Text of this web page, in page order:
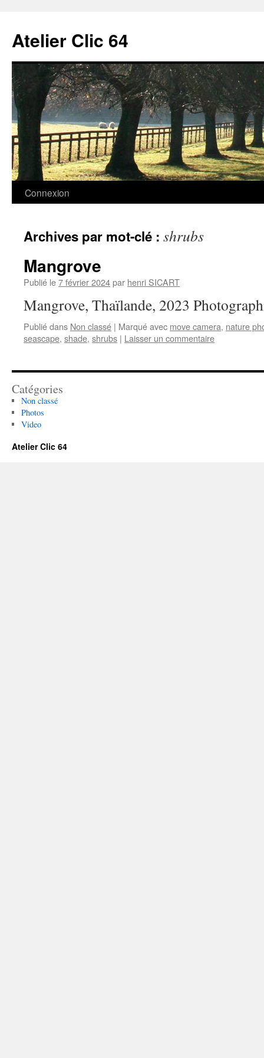
contenu
Atelier Clic 64
Connexion
Archives par mot-clé : shrubs
Mangrove
Publié le7 février 2024par henri SICART
Mangrove, Thaïlande, 2023
Publié dans Non classé | Marqué avec move camera, nature
seascape, shade, shrubs | Laisser un commentaire
Catégories
Non classé
Photos
Video
Atelier Clic 64